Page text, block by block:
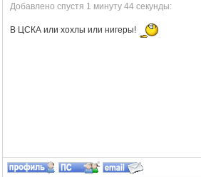
Добавлено спустя 1 минуту 44 секунды:
В ЦСКА или хохлы или нигеры!